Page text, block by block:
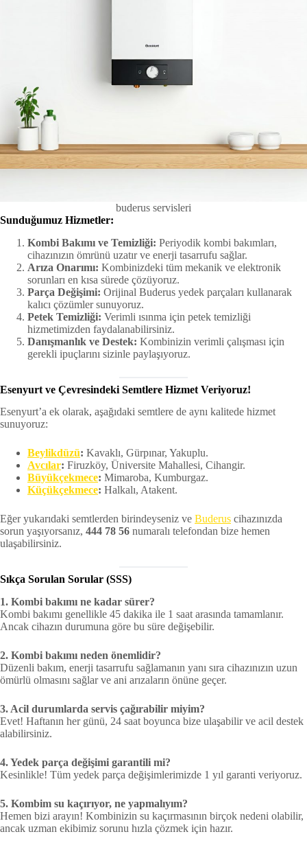
buderus servisleri
Sunduğumuz Hizmetler:
Kombi Bakımı ve Temizliği: Periyodik kombi bakımları,
cihazınızın ömrünü uzatır ve enerji tasarrufu sağlar.
Arıza Onarımı: Kombinizdeki tüm mekanik ve elektronik
sorunları en kısa sürede çözüyoruz.
Parça Değişimi: Orijinal Buderus yedek parçaları kullanarak
kalıcı çözümler sunuyoruz.
Petek Temizliği: Verimli ısınma için petek temizliği
hizmetimizden faydalanabilirsiniz.
Danışmanlık ve Destek: Kombinizin verimli çalışması için
gerekli ipuçlarını sizinle paylaşıyoruz.
Esenyurt ve Çevresindeki Semtlere Hizmet Veriyoruz!
Esenyurt’a ek olarak, aşağıdaki semtlere de aynı kalitede hizmet
sunuyoruz:
Beylikdüzü: Kavaklı, Gürpınar, Yakuplu.
Avcılar: Firuzköy, Üniversite Mahallesi, Cihangir.
Büyükçekmece: Mimaroba, Kumburgaz.
Küçükçekmece: Halkalı, Atakent.
Eğer yukarıdaki semtlerden birindeyseniz ve Buderus cihazınızda
sorun yaşıyorsanız, 444 78 56 numaralı telefondan bize hemen
ulaşabilirsiniz.
Sıkça Sorulan Sorular (SSS)
1. Kombi bakımı ne kadar sürer?
Kombi bakımı genellikle 45 dakika ile 1 saat arasında tamamlanır.
Ancak cihazın durumuna göre bu süre değişebilir.
2. Kombi bakımı neden önemlidir?
Düzenli bakım, enerji tasarrufu sağlamanın yanı sıra cihazınızın uzun
ömürlü olmasını sağlar ve ani arızaların önüne geçer.
3. Acil durumlarda servis çağırabilir miyim?
Evet! Haftanın her günü, 24 saat boyunca bize ulaşabilir ve acil destek
alabilirsiniz.
4. Yedek parça değişimi garantili mi?
Kesinlikle! Tüm yedek parça değişimlerimizde 1 yıl garanti veriyoruz.
5. Kombim su kaçırıyor, ne yapmalıyım?
Hemen bizi arayın! Kombinizin su kaçırmasının birçok nedeni olabilir,
ancak uzman ekibimiz sorunu hızla çözmek için hazır.